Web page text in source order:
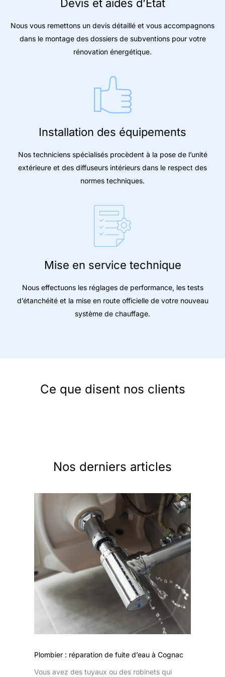
Devis et aides d’État
Nous vous remettons un devis détaillé et vous accompagnons
dans le montage des dossiers de subventions pour votre
rénovation énergétique.
Installation des équipements
Nos techniciens spécialisés procèdent à la pose de l’unité
extérieure et des diffuseurs intérieurs dans le respect des
normes techniques.
Mise en service technique
Nous effectuons les réglages de performance, les tests
d’étanchéité et la mise en route officielle de votre nouveau
système de chauffage.
Ce que disent nos clients
Nos derniers articles
Plombier : réparation de fuite d’eau à Cognac
Vous avez des tuyaux ou des robinets qui